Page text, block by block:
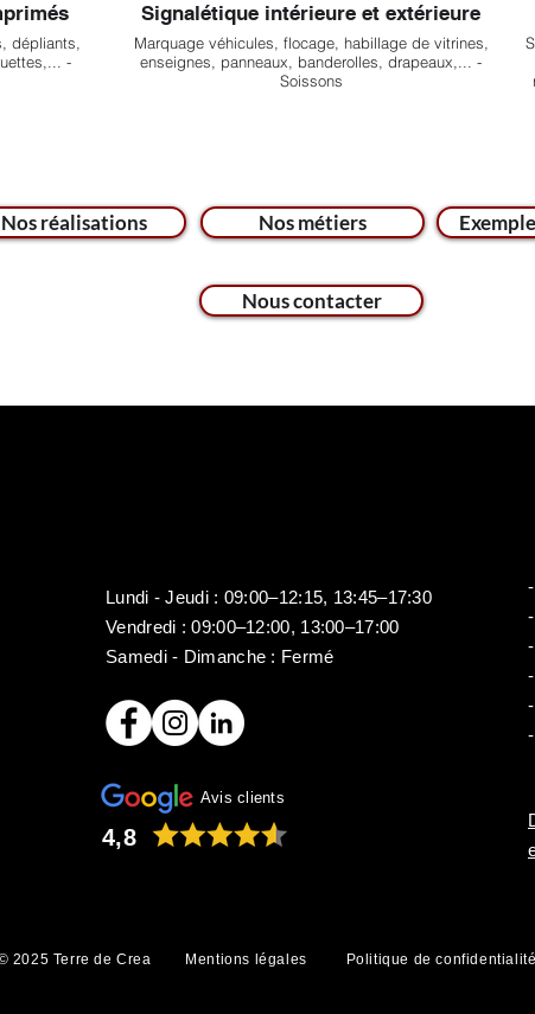
dépliants,
-
Signalétique intérieure et extérieure
Marquage véhicules, flocage, habillage de vitrines,
enseignes, panneaux, banderolles, drapeaux,... -
Soissons
Nos réalisations Nos métiers
Nous contacter
Lundi - Jeudi : 09:00–12:15, 13:45–17:30
​​Vendredi : 09:00–12:00, 13:00–17:00
Samedi - Dimanche : Fermé
Avis clients
4,8
2025 Terre de Crea Mentions légales Politique de confidentialité